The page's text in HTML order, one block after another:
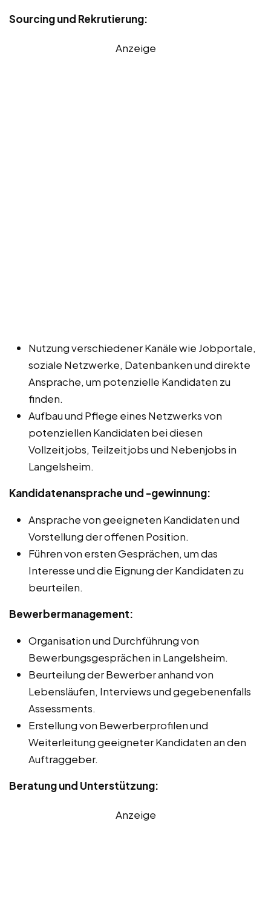
Sourcing und Rekrutierung:
Anzeige
Nutzung verschiedener Kanäle wie Jobportale,
soziale Netzwerke, Datenbanken und direkte
Ansprache, um potenzielle Kandidaten zu
finden.
Aufbau und Pflege eines Netzwerks von
potenziellen Kandidaten bei diesen
Vollzeitjobs, Teilzeitjobs und Nebenjobs in
Langelsheim.
Kandidatenansprache und -gewinnung:
Ansprache von geeigneten Kandidaten und
Vorstellung der offenen Position.
Führen von ersten Gesprächen, um das
Interesse und die Eignung der Kandidaten zu
beurteilen.
Bewerbermanagement:
Organisation und Durchführung von
Bewerbungsgesprächen in Langelsheim.
Beurteilung der Bewerber anhand von
Lebensläufen, Interviews und gegebenenfalls
Assessments.
Erstellung von Bewerberprofilen und
Weiterleitung geeigneter Kandidaten an den
Auftraggeber.
Beratung und Unterstützung:
Anzeige